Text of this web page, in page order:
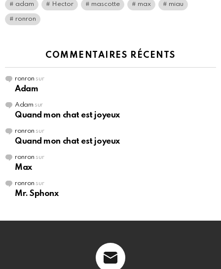
adam Hector mascotte max miau
ronron
COMMENTAIRES RÉCENTS
ronron sur
Adam
Adam sur
Quand mon chat est joyeux
ronron sur
Quand mon chat est joyeux
ronron sur
Max
ronron sur
Mr. Sphonx